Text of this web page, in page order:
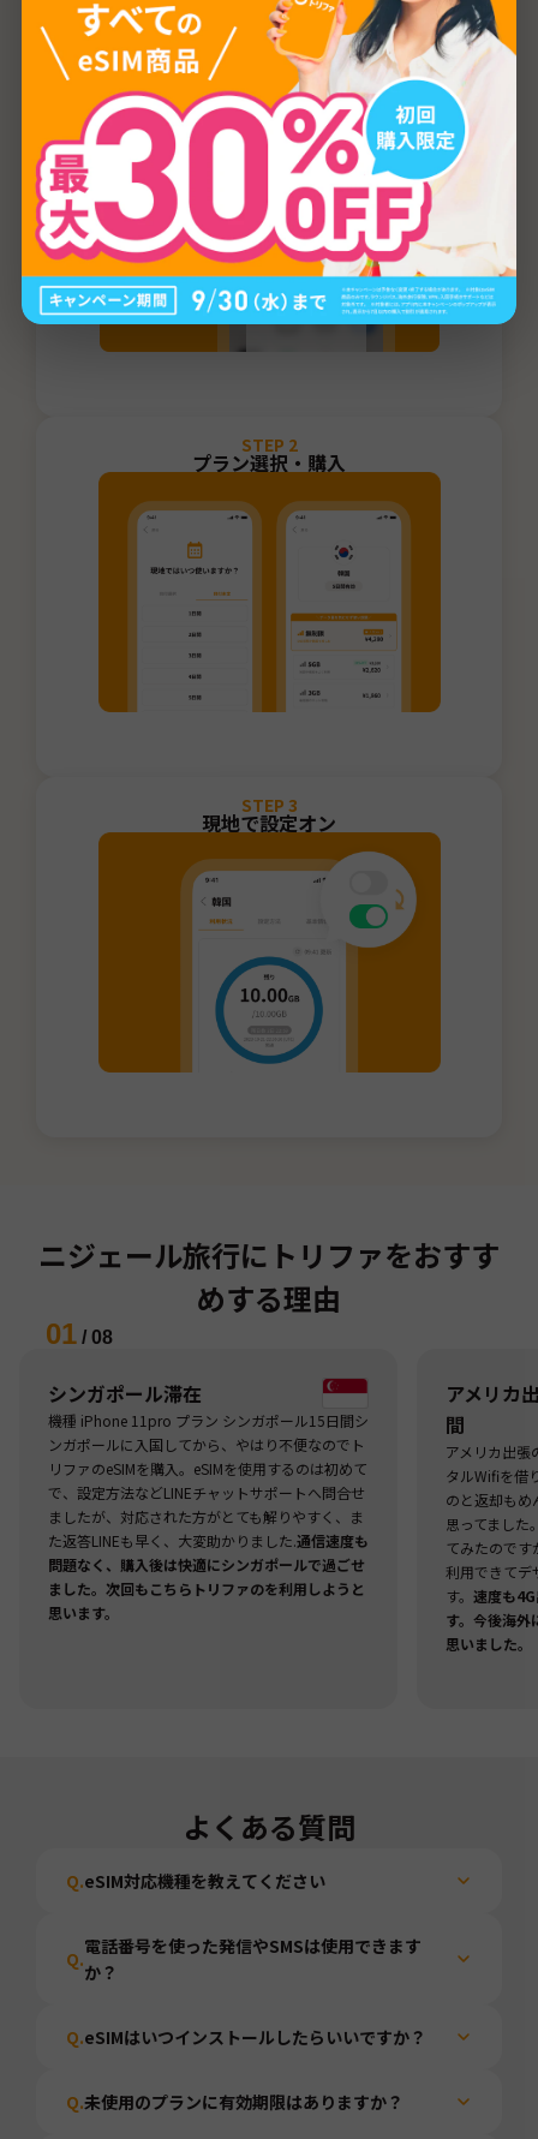
ご利用方法
1
トリファアプリをダウンロード
STEP 2
プラン選択・購入
STEP 3
現地で設定オン
ニジェール旅行にトリファをおすす
めする理由
01 / 08
シンガポール滞在
機種 iPhone 11pro プラン シンガポール15日間シ
ンガポールに入国してから、やはり不便なのでト
リファのeSIMを購入。eSIMを使用するのは初めて
で、設定方法などLINEチャットサポートへ問合せ
ましたが、対応された方がとても解りやすく、ま
た返答LINEも早く、大変助かりました.通信速度も
問題なく、購入後は快適にシンガポールで過ごせ
ました。次回もこちらトリファのを利用しようと
思います。
アメリカ
間
アメリカ出張
タルWifiを借
のと返却もめ
思ってまし
てみたのです
利用できてデ
す。 速度も
す。今後海外
思いました。
よくある質問
Q.eSIM対応機種を教えてください
Q.
電話番号を使った発信やSMSは使用できます
か？
Q.eSIMはいつインストールしたらいいですか？
Q.未使用のプランに有効期限はありますか？